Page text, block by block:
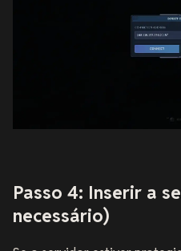
Passo 4: Inserir a
necessário)